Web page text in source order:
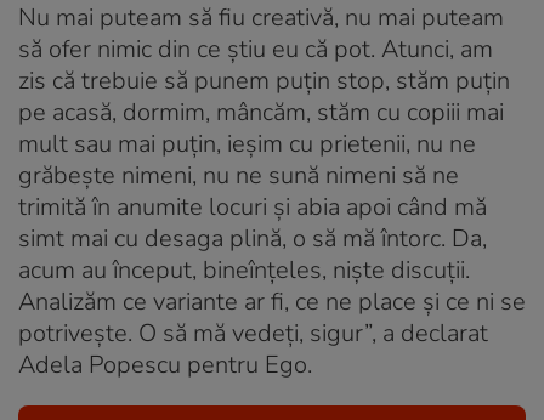
Nu mai puteam să fiu creativă, nu mai puteam
să ofer nimic din ce știu eu că pot. Atunci, am
zis că trebuie să punem puțin stop, stăm puțin
pe acasă, dormim, mâncăm, stăm cu copiii mai
mult sau mai puțin, ieșim cu prietenii, nu ne
grăbește nimeni, nu ne sună nimeni să ne
trimită în anumite locuri și abia apoi când mă
simt mai cu desaga plină, o să mă întorc. Da,
acum au început, bineînțeles, niște discuții.
Analizăm ce variante ar fi, ce ne place și ce ni se
potrivește. O să mă vedeți, sigur”, a declarat
Adela Popescu pentru Ego.